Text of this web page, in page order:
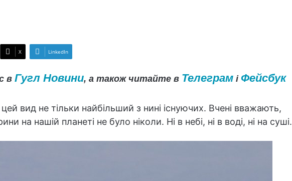
X LinkedIn
в Гугл Новини, а також читайте в Телеграмі Фейсбук
вид не тільки найбільший з нині існуючих. Вчені вважають,
на нашій планеті не було ніколи. Ні в небі, ні в воді, ні на суші.